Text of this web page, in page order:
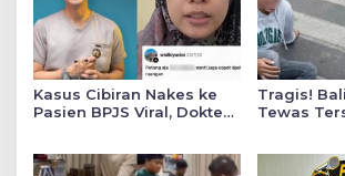
Kasus Cibiran Nakes ke
Pasien BPJS Viral, Dokter
Emosi
Tragis!
Tewas